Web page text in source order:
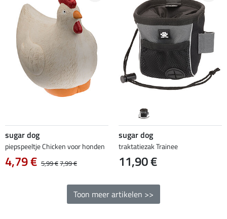
sugar dog
piepspeeltje Chicken voor honden
4,79 € 5,99 €7,99 €
sugar dog
traktatiezak Trainee
11,90 €
Toon meer artikelen >>